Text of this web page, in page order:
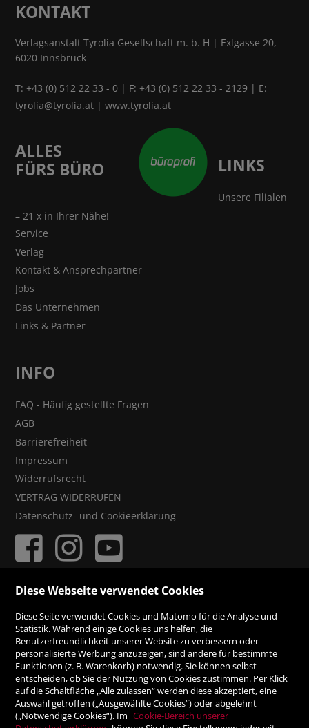
KONTAKT
Verlagsanstalt Tyrolia Gesellschaft m. b. H | Exlgasse 20,
6020 Innsbruck
T:+43 (0) 512 22 33 - 0 | F: +43 (0) 512 22 33 - 2129 | E:
tyrolia@tyrolia.at |www.tyrolia.at
ALLES
FÜRS BÜRO
LINKS
Unsere Filialen
– 21 x in Ihrer Nähe!
Service
Verlag
Kontakt & Ansprechpartner
Jobs
Das Unternehmen
Links & Partner
INFO
FAQ - Häufig gestellte Fragen
AGB
Barrierefreiheit
Impressum
Widerrufsrecht
VERTRAG WIDERRUFEN
Datenschutz- und Cookieerklärung
ZAHLUNGSMÖGLICHKEITEN
Rechnung
Vorauskasse
Diese Webseite verwendet Cookies
Diese Seite verwendet Cookies und Matomo für die Analyse und
Statistik. Während einige Cookies uns helfen, die
Benutzerfreundlichkeit unserer Website zu verbessern oder
personalisierte Werbung anzuzeigen, sind andere für bestimmte
Funktionen (z. B. Warenkorb) notwendig. Sie können selbst
entscheiden, ob Sie der Nutzung von Cookies zustimmen. Per Klick
auf die Schaltfläche „Alle zulassen“ werden diese akzeptiert, eine
Auswahl getroffen („Ausgewählte Cookies“) oder abgelehnt
(„Notwendige Cookies“). Im Cookie-Bereich unserer